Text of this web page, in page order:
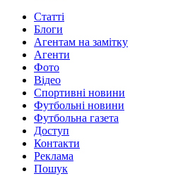
Статті
Блоги
Агентам на замітку
Агенти
Фото
Відео
Спортивні новини
Футбольні новини
Футбольна газета
Доступ
Контакти
Реклама
Пошук